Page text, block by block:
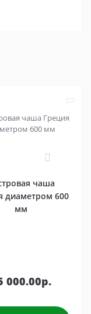
чаша
диаметром 600
мм
000.00р.